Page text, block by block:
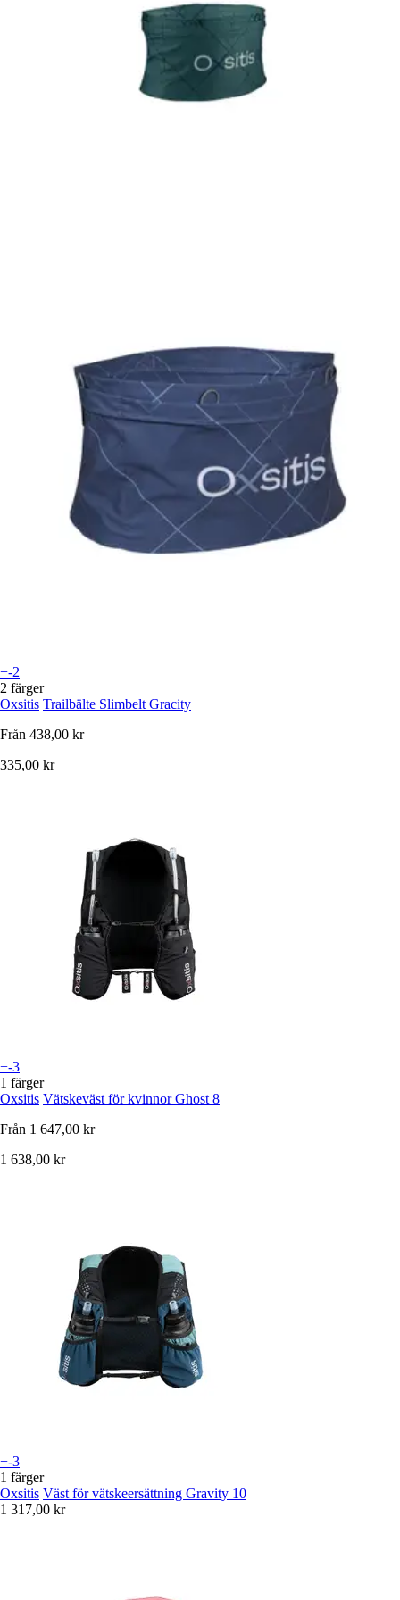
+-2
2 färger
Oxsitis Trailbälte Slimbelt Gracity
Från 438,00 kr
335,00 kr
+-3
1 färger
Oxsitis Vätskeväst för kvinnor Ghost 8
Från 1 647,00 kr
1 638,00 kr
+-3
1 färger
Oxsitis Väst för vätskeersättning Gravity 10
1 317,00 kr